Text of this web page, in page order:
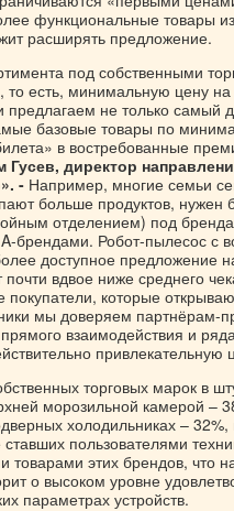
функциональные товары
расширять предложение.
под собственными
то есть, минимальную цену
не только самый
базовые товары по
в востребованные
Гусев, директор
- Например, многие семьи
больше продуктов, нужен
отделением) под
брендами. Робот-пылесос с
доступное предложение
вдвое ниже среднего
покупатели, которые
мы доверяем партнёрам-
взаимодействия и
привлекательную
торговых марок в
морозильной камерой –
холодильниках –
пользователями
товарами этих брендов, что
о высоком уровне
параметрах устройств.